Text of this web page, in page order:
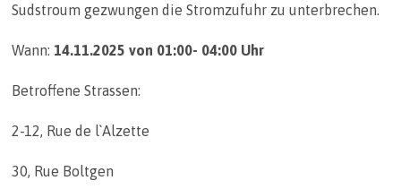
Sudstroum gezwungen die Stromzufuhr zu unterbrechen.
Wann: 14.11.2025 von 01:00- 04:00 Uhr
Betroffene Strassen:
2-12, Rue de l`Alzette
30, Rue Boltgen